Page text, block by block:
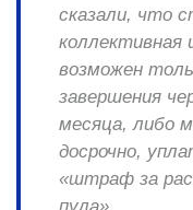
сказали, что
коллективная
возможен
завершения
месяца, либо
досрочно,
«штраф за